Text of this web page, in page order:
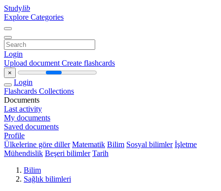
Studylib
Explore Categories
Login
Upload document Create flashcards
×
Login
Flashcards Collections
Documents
Last activity
My documents
Saved documents
Profile
Ülkelerine göre diller Matematik Bilim Sosyal bilimler İşletme
Mühendislik Beşeri bilimler Tarih
Bilim
Sağlık bilimleri